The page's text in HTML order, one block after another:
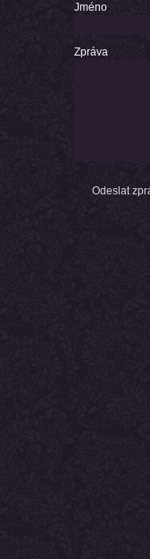
Jméno
Zpráva